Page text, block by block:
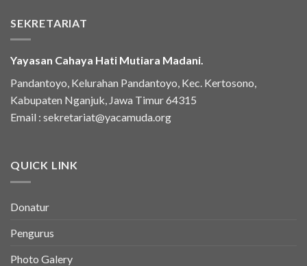
SEKRETARIAT
Yayasan Cahaya Hati Mutiara Madani.
Pandantoyo, Kelurahan Pandantoyo, Kec. Kertosono,
Kabupaten Nganjuk, Jawa Timur 64315
Email : sekretariat@yacamuda.org
QUICK LINK
Donatur
Pengurus
Photo Galery